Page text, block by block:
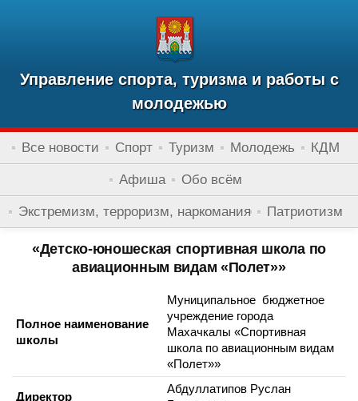
Управление спорта, туризма и работы с
молодежью
Все новости Спорт Туризм Молодежь КДМ
Афиша Обо всём
Экстремизм, терроризм, наркомания Патриотизм
«Детско-юношеская спортивная школа по
авиационным видам «Полет»»
Полное наименование
школы
Муниципальное бюджетное
учреждение города
Махачкалы «Спортивная
школа по авиационным видам
«Полет»»
Директор
Абдуллатипов Руслан